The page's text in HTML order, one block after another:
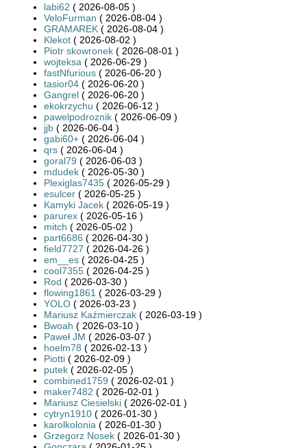
labi62 ( 2026-08-05 )
VeloFurman ( 2026-08-04 )
GRAMAREK ( 2026-08-04 )
Klekot ( 2026-08-02 )
Piotr skowronek ( 2026-08-01 )
wojteksa ( 2026-06-29 )
fastNfurious ( 2026-06-20 )
tasior04 ( 2026-06-20 )
Gangrel ( 2026-06-20 )
ekokrzychu ( 2026-06-12 )
pawelpodroznik ( 2026-06-09 )
jjb ( 2026-06-04 )
gabi60+ ( 2026-06-04 )
qrs ( 2026-06-04 )
goral79 ( 2026-06-03 )
mdudek ( 2026-05-30 )
Plexiglas7435 ( 2026-05-29 )
esulcer ( 2026-05-25 )
Kamyki Jacek ( 2026-05-19 )
parurex ( 2026-05-16 )
mitch ( 2026-05-02 )
part6686 ( 2026-04-30 )
field7727 ( 2026-04-26 )
em__es ( 2026-04-25 )
cool7355 ( 2026-04-25 )
Rod ( 2026-03-30 )
flowing1861 ( 2026-03-29 )
YOLO ( 2026-03-23 )
Mariusz Kaźmierczak ( 2026-03-19 )
Bwoah ( 2026-03-10 )
Paweł JM ( 2026-03-07 )
hoelm78 ( 2026-02-13 )
Piotti ( 2026-02-09 )
putek ( 2026-02-05 )
combined1759 ( 2026-02-01 )
maker7482 ( 2026-02-01 )
Mariusz Ciesielski ( 2026-02-01 )
cytryn1910 ( 2026-01-30 )
karolkolonia ( 2026-01-30 )
Grzegorz Nosek ( 2026-01-30 )